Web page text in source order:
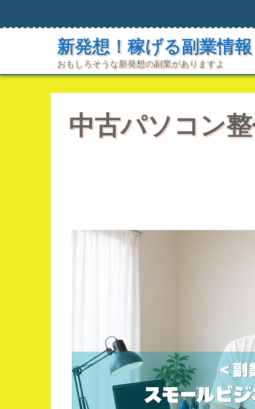
テ
ス
新発想！稼げる副業情
おもしろそうな新発想の副業がありますよ
中古パソコン